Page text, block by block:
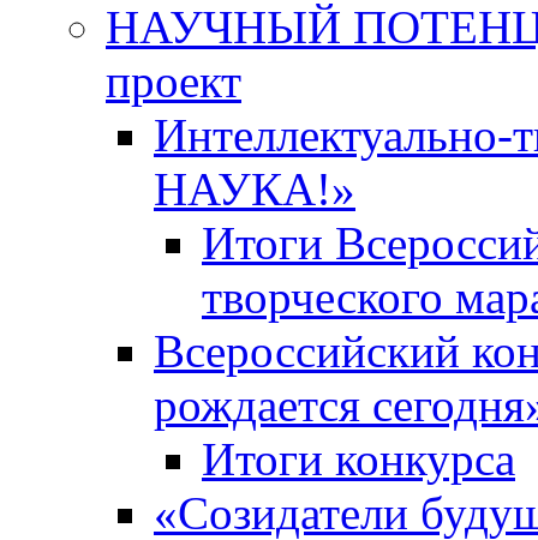
НАУЧНЫЙ
проект
НАУКА!»
Итоги
творческого
Всероссийский
рождается
Итоги конкурса
«Cозидатели